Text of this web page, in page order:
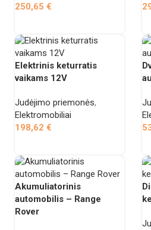
250,65 €
Elektrinis keturratis
vaikams 12V
Judėjimo priemonės,
Elektromobiliai
198,62 €
Akumuliatorinis
automobilis – Range
Rover